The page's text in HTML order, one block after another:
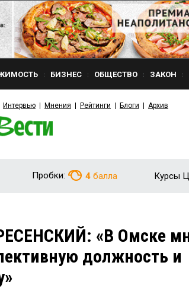
БИЗНЕС ОБЩЕСТВО ЗАКОН
Интервью Мнения Рейтинги Блоги Архив
Пробки: 4 балла Курсы
«В Омске
должность и